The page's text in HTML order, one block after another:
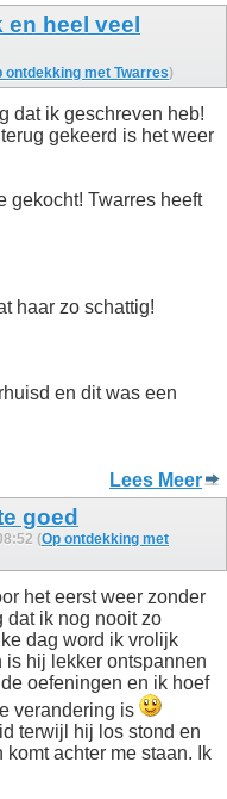
en heel veel
ontdekking met Twarres)
dat ik geschreven heb!
gekeerd is het weer
gekocht! Twarres heeft
haar zo schattig!
en dit was een
Lees Meer
goed
(Op ontdekking met
het eerst weer zonder
dat ik nog nooit zo
dag word ik vrolijk
hij lekker ontspannen
oefeningen en ik hoef
verandering is
terwijl hij los stond en
achter me staan. Ik